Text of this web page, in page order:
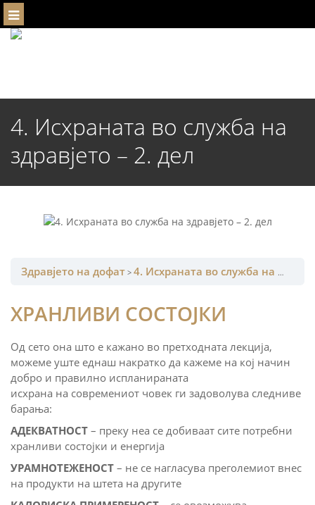
Menu
4. Исхраната во служба на
здравјето – 2. дел
Здравјето на дофат 4. Исхраната во служба на здравјето – 2. дел
ХРАНЛИВИ СОСТОЈКИ
Од сето она што е кажано во претходната лекција,
можеме уште еднаш накратко да кажеме на кој начин
добро и правилно испланираната
исхрана на современиот човек ги задоволува следниве
барања:
АДЕКВАТНОСТ – преку неа се добиваат сите потребни
хранливи состојки и енергија
УРАМНОТЕЖЕНОСТ – не се нагласува преголемиот внес
на продукти на штета на другите